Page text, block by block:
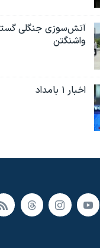
آتش‌سوزی جنگلی
واشنگتن
اخبار ۱ بامداد